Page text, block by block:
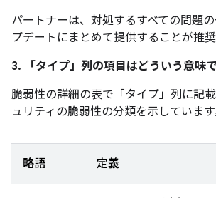
パートナーは、対処するすべての問題
プデートにまとめて提供することが推奨
3. 「タイプ」 列の項目はどういう意味
脆弱性の詳細の表で「タイプ」 列に記
ュリティの脆弱性の分類を示しています
略語 定義